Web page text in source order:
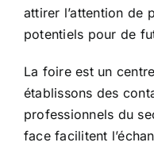
attirer l’attention de
potentiels pour de
La foire est un
établissons des
professionnels du
face facilitent